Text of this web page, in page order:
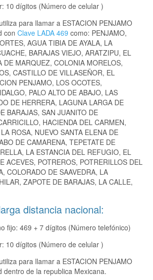
10 dígitos (Número de celular )
para llamar a ESTACION PENJAMO
con Clave LADA 469 como: PENJAMO,
AGUA TIBIA DE AYALA, LA
BARAJAS VIEJO, ARATZIPU, EL
DE MARQUEZ, COLONIA MORELOS,
CASTILLO DE VILLASEÑOR, EL
PENJAMO, LOS OCOTES,
PALO ALTO DE ABAJO, LAS
DE HERRERA, LAGUNA LARGA DE
BARAJAS, SAN JUANITO DE
HACIENDA DEL CARMEN,
ROSA, NUEVO SANTA ELENA DE
DE CAMARENA, TEPETATE DE
LA ESTANCIA DEL REFUGIO, EL
ACEVES, POTREROS, POTRERILLOS DEL
COLORADO DE SAAVEDRA, LA
ZAPOTE DE BARAJAS, LA CALLE,
distancia nacional:
fijo: 469 + 7 dígitos (Número telefónico)
10 dígitos (Número de celular )
para llamar a ESTACION PENJAMO
dentro de la republica Mexicana.